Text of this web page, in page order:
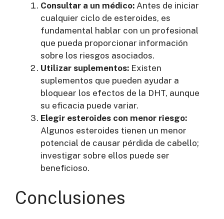
Consultar a un médico: Antes de iniciar
cualquier ciclo de esteroides, es
fundamental hablar con un profesional
que pueda proporcionar información
sobre los riesgos asociados.
Utilizar suplementos: Existen
suplementos que pueden ayudar a
bloquear los efectos de la DHT, aunque
su eficacia puede variar.
Elegir esteroides con menor riesgo:
Algunos esteroides tienen un menor
potencial de causar pérdida de cabello;
investigar sobre ellos puede ser
beneficioso.
Conclusiones